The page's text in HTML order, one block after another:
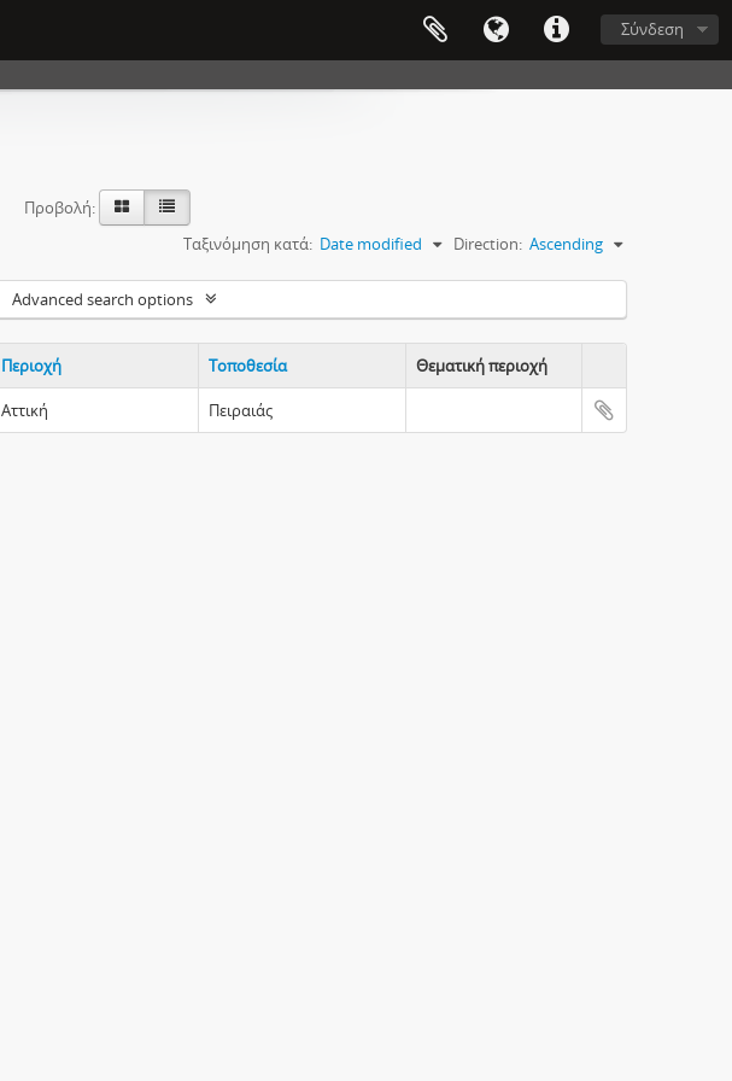
Σύνδεση
Προβολή:
Ταξινόμηση κατά: Date modified Direction: Ascending
Advanced search options
Περιοχή Τοποθεσία
Θεματική περιοχή
Clipboard
Αττική Πειραιάς